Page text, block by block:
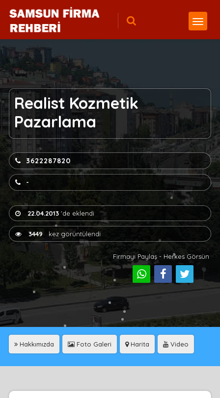
Realist Kozmetik
Pazarlama
3622287820
-
22.04.2013'de eklendi
3449 kez görüntülendi
Firmayı Paylaş - Herkes Görsün
Hakkımızda Foto Galeri Harita Video